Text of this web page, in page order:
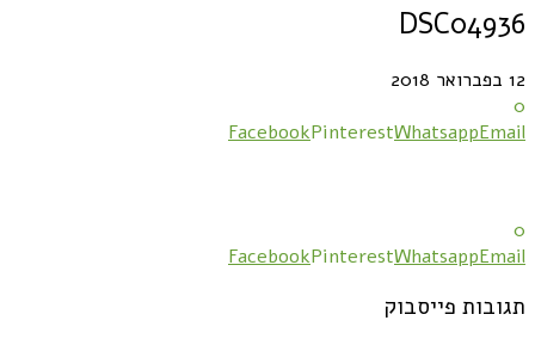
DSC04936
12 בפברואר 2018
0
FacebookPinterestWhatsappEmail
0
FacebookPinterestWhatsappEmail
תגובות פייסבוק